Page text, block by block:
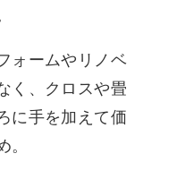
ォームやリノベ
く、クロスや畳
に手を加えて価
。